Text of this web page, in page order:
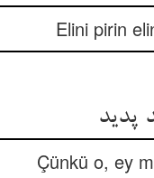
Elini pirin
Çünkü o, ey